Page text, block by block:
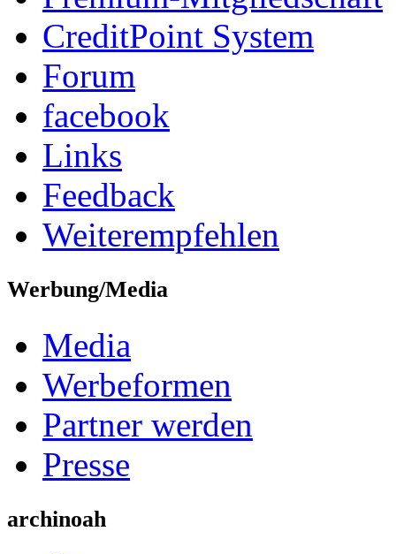
CreditPoint System
Forum
facebook
Links
Feedback
Weiterempfehlen
Werbung/Media
Media
Werbeformen
Partner werden
Presse
archinoah